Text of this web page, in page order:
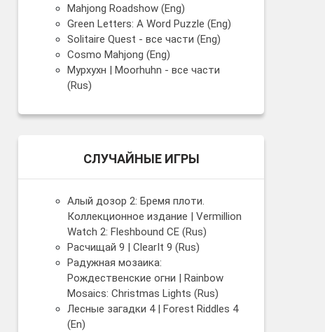
Mahjong Roadshow (Eng)
Green Letters: A Word Puzzle (Eng)
Solitaire Quest - все части (Eng)
Cosmo Mahjong (Eng)
Мурхухн | Moorhuhn - все части
(Rus)
СЛУЧАЙНЫЕ ИГРЫ
Алый дозор 2: Бремя плоти.
Коллекционное издание | Vermillion
Watch 2: Fleshbound CE (Rus)
Расчищай 9 | ClearIt 9 (Rus)
Радужная мозаика:
Рождественские огни | Rainbow
Mosaics: Christmas Lights (Rus)
Лесные загадки 4 | Forest Riddles 4
(En)